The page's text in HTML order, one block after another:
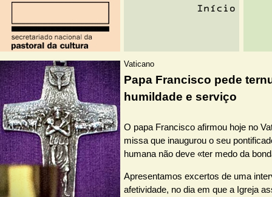
Vaticano
Papa Francisco pede
humildade e serviço
O papa Francisco afirmou hoje no
missa que inaugurou o seu
humana não deve «ter medo da
Apresentamos excertos de uma
afetividade, no dia em que a Igreja